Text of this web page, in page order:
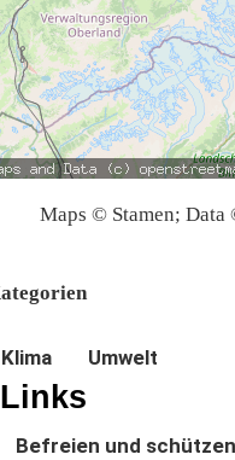
Maps © Stamen;
Klima Umwelt
Links
Befreien und